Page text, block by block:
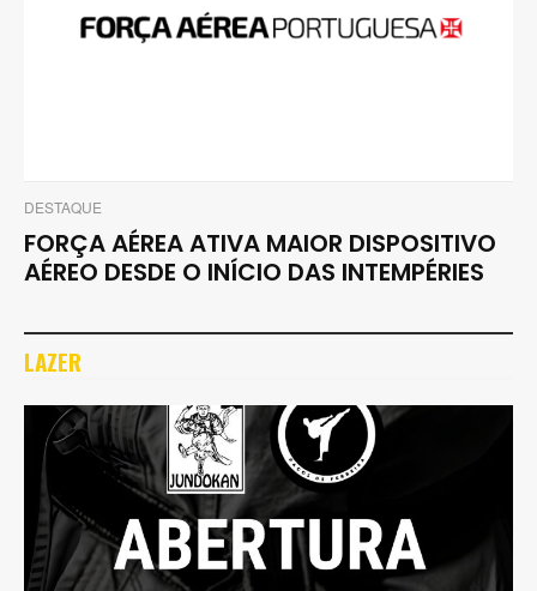
DESTAQUE
FORÇA AÉREA ATIVA MAIOR DISPOSITIVO
AÉREO DESDE O INÍCIO DAS INTEMPÉRIES
LAZER